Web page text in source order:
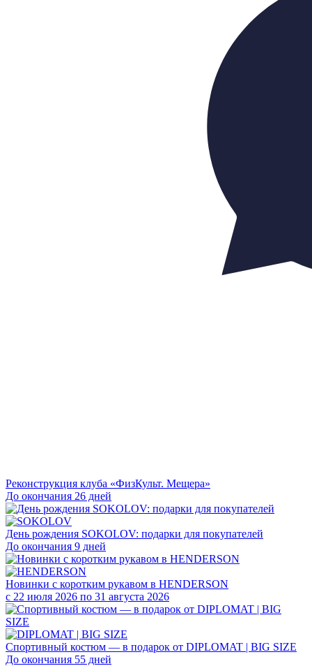
Реконструкция клуба «ФизКульт. Мещера»
До окончания 26 дней
День рождения SOKOLOV: подарки для покупателей
До окончания 9 дней
Новинки с коротким рукавом в HENDERSON
с 22 июля 2026 по 31 августа 2026
Спортивный костюм — в подарок от DIPLOMAT | BIG SIZE
До окончания 55 дней